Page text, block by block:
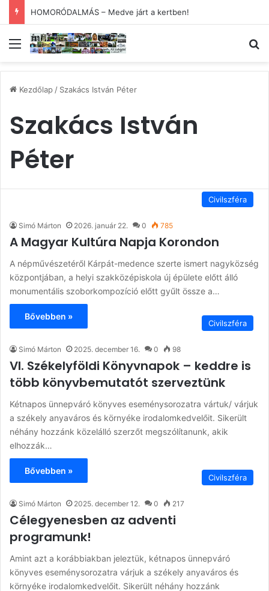
HOMORÓDALMÁS – Medve járt a kertben!
Menü
Kezdőlap/ Szakács István Péter
Szakács István
Péter
Civilszféra
Simó Márton 2026. január 22. 0 785
A Magyar Kultúra Napja Korondon
A népművészetéről Kárpát-medence szerte ismert nagyközség
központjában, a helyi szakközépiskola új épülete előtt álló
monumentális szoborkompozíció előtt gyűlt össze a…
Bővebben »
Civilszféra
Simó Márton 2025. december 16. 0 98
VI. Székelyföldi Könyvnapok – keddre is
több könyvbemutatót szerveztünk
Kétnapos ünnepváró könyves eseménysorozatra vártuk/ várjuk
a székely anyaváros és környéke irodalomkedvelőit. Sikerült
néhány hozzánk közelálló szerzőt megszólítanunk, akik
elhozzák…
Bővebben »
Civilszféra
Simó Márton 2025. december 12. 0 217
Célegyenesben az adventi
programunk!
Amint azt a korábbiakban jeleztük, kétnapos ünnepváró
könyves eseménysorozatra várjuk a székely anyaváros és
környéke irodalomkedvelőit. Sikerült néhány hozzánk